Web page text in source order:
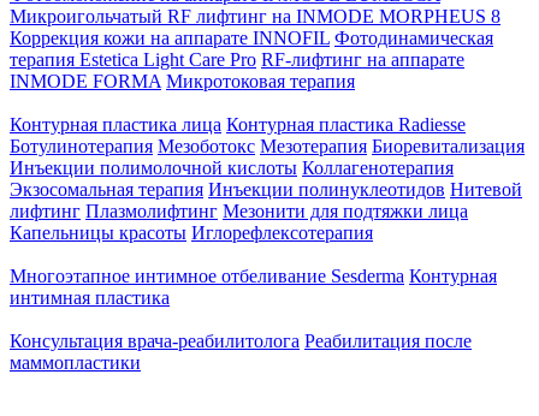
Микроигольчатый RF лифтинг на INMODE MORPHEUS 8
Коррекция кожи на аппарате INNOFIL Фотодинамическая
терапия Estetica Light Care Pro RF-лифтинг на аппарате
INMODE FORMA Микротоковая терапия
Контурная пластика лица Контурная пластика Radiesse
Ботулинотерапия Мезоботокс Мезотерапия Биоревитализация
Инъекции полимолочной кислоты Коллагенотерапия
Экзосомальная терапия Инъекции полинуклеотидов Нитевой
лифтинг Плазмолифтинг Мезонити для подтяжки лица
Капельницы красоты Иглорефлексотерапия
Многоэтапное интимное отбеливание Sesderma Контурная
интимная пластика
Консультация врача-реабилитолога Реабилитация после
маммопластики